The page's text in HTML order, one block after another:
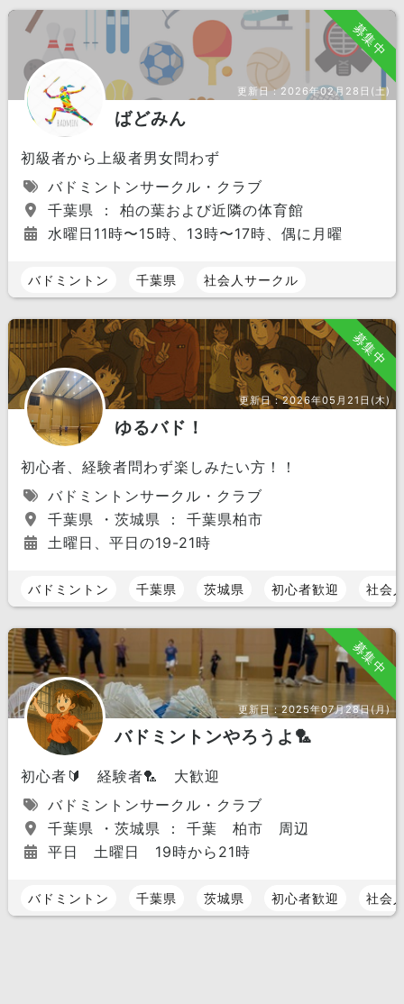
募集中
更新日：2026年02月28日(土)
ばどみん
初級者から上級者男女問わず
バドミントンサークル・クラブ
千葉県 ： 柏の葉および近隣の体育館
水曜日11時〜15時、13時〜17時、偶に月曜
バドミントン 千葉県 社会人サークル
募集中
更新日：2026年05月21日(木)
ゆるバド！
初心者、経験者問わず楽しみたい方！！
バドミントンサークル・クラブ
千葉県 ・茨城県 ： 千葉県柏市
土曜日、平日の19-21時
バドミントン 千葉県 茨城県 初心者歓迎 社会
募集中
更新日：2025年07月28日(月)
バドミントンやろうよ🏸
初心者🔰 経験者🏸 大歓迎
バドミントンサークル・クラブ
千葉県 ・茨城県 ： 千葉 柏市 周辺
平日 土曜日 19時から21時
バドミントン 千葉県 茨城県 初心者歓迎 社会